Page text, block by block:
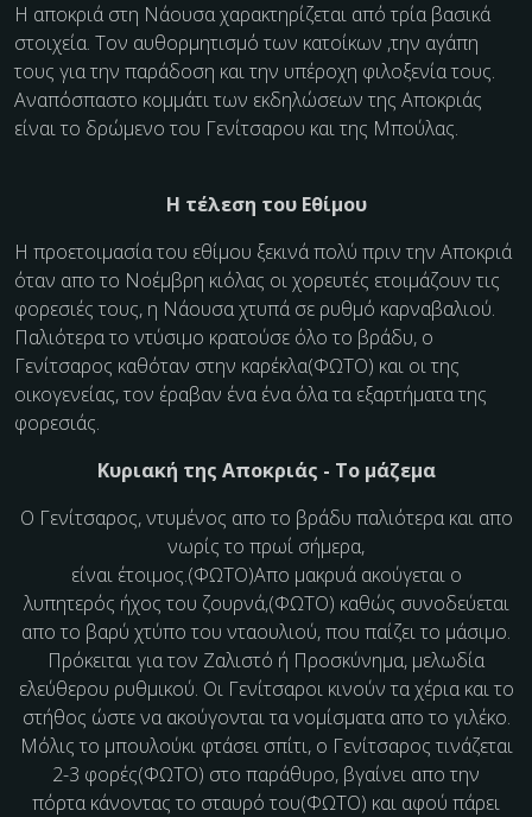
Η αποκριά στη Νάουσα χαρακτηρίζεται από τρία βασικά
στοιχεία. Τον αυθορμητισμό των κατοίκων ,την αγάπη
τους για την παράδοση και την υπέροχη φιλοξενία τους.
Αναπόσπαστο κομμάτι των εκδηλώσεων της Αποκριάς
είναι το δρώμενο του Γενίτσαρου και της Μπούλας.
Η τέλεση του Εθίμου
Η προετοιμασία του εθίμου ξεκινά πολύ πριν την Αποκριά
όταν απο το Νοέμβρη κιόλας οι χορευτές ετοιμάζουν τις
φορεσιές τους, η Νάουσα χτυπά σε ρυθμό καρναβαλιού.
Παλιότερα το ντύσιμο κρατούσε όλο το βράδυ, ο
Γενίτσαρος καθόταν στην καρέκλα(ΦΩΤΟ) και οι της
οικογενείας, τον έραβαν ένα ένα όλα τα εξαρτήματα της
φορεσιάς.
Κυριακή της Αποκριάς - Το μάζεμα
Ο Γενίτσαρος, ντυμένος απο το βράδυ παλιότερα και απο
νωρίς το πρωί σήμερα,
είναι έτοιμος.(ΦΩΤΟ)Απο μακρυά ακούγεται ο
λυπητερός ήχος του ζουρνά,(ΦΩΤΟ) καθώς συνοδεύεται
απο το βαρύ χτύπο του νταουλιού, που παίζει το μάσιμο.
Πρόκειται για τον Ζαλιστό ή Προσκύνημα, μελωδία
ελεύθερου ρυθμικού. Οι Γενίτσαροι κινούν τα χέρια και το
στήθος ώστε να ακούγονται τα νομίσματα απο το γιλέκο.
Μόλις το μπουλούκι φτάσει σπίτι, ο Γενίτσαρος τινάζεται
2-3 φορές(ΦΩΤΟ) στο παράθυρο, βγαίνει απο την
πόρτα κάνοντας το σταυρό του(ΦΩΤΟ) και αφού πάρει